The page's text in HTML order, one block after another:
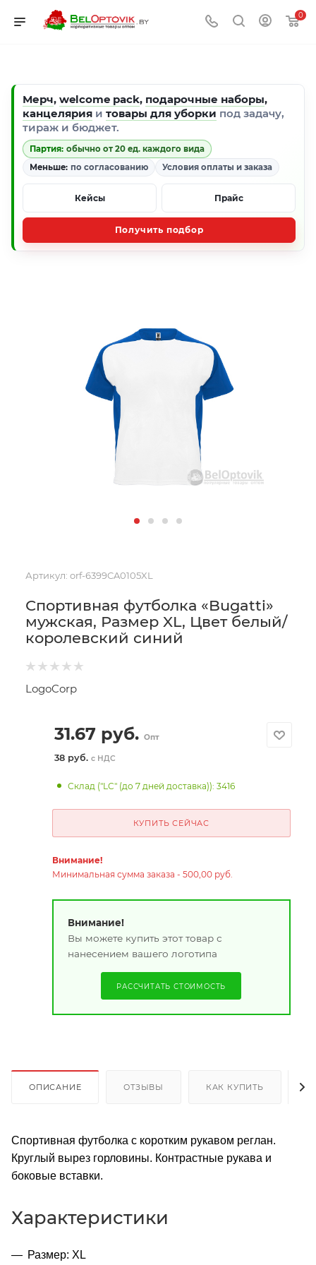
0
Мерч, welcome pack, подарочные наборы,
канцелярия и товары для уборки под задачу,
тираж и бюджет.
Партия: обычно от 20 ед. каждого вида
Меньше: по согласованию Условия оплаты и заказа
Кейсы Прайс
Получить подбор
Артикул: orf-6399CA0105XL
Спортивная футболка «Bugatti»
мужская, Размер XL, Цвет белый/
королевский синий
LogoCorp
31.67 руб. Опт
38 руб. с НДС
Склад ("LC" (до 7 дней доставка)): 3416
КУПИТЬ СЕЙЧАС
Внимание!
Минимальная сумма заказа - 500,00 руб.
Внимание!
Вы можете купить этот товар с
нанесением вашего логотипа
РАССЧИТАТЬ СТОИМОСТЬ
ОПИСАНИЕ ОТЗЫВЫ КАК КУПИТЬ
Спортивная футболка с коротким рукавом реглан.
Круглый вырез горловины. Контрастные рукава и
боковые вставки.
Характеристики
Размер: XL